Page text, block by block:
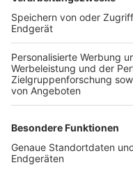
TOP-VEREINE
TOP-PARTNER